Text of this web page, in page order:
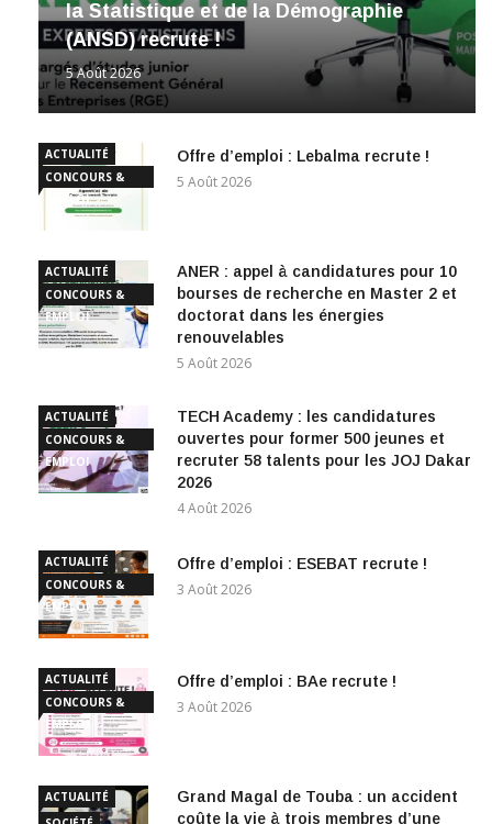
la Statistique et de la Démographie
(ANSD) recrute !
5 Août 2026
ACTUALITÉ
CONCOURS &
EMPLOI
Offre d’emploi : Lebalma recrute !
5 Août 2026
ACTUALITÉ
CONCOURS &
EMPLOI
ANER : appel à candidatures pour 10
bourses de recherche en Master 2 et
doctorat dans les énergies
renouvelables
5 Août 2026
ACTUALITÉ
CONCOURS &
EMPLOI
TECH Academy : les candidatures
ouvertes pour former 500 jeunes et
recruter 58 talents pour les JOJ Dakar
2026
4 Août 2026
ACTUALITÉ
CONCOURS &
EMPLOI
Offre d’emploi : ESEBAT recrute !
3 Août 2026
ACTUALITÉ
CONCOURS &
EMPLOI
Offre d’emploi : BAe recrute !
3 Août 2026
ACTUALITÉ
Grand Magal de Touba : un accident
coûte la vie à trois membres d’une